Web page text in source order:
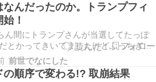
す！」 証券会社「ダメです！」 裁判所
なんだったのか。トランプフィ
！
ん間にトランプさんが当選してたっぽ
とかってきいてましたけどぶっちぎっ
て、メディアの情報の正確さは洋の東
ようですね。 うんざり。 そんな感じ
投資というよりやや政治とかそのへん
前世でなにした
の順序で変わる!? 取崩結果